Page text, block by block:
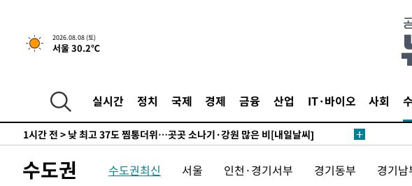
2026.08.08 (토)
서울 30.2℃
실시간 정치 국제 경제 금융 산업 IT·바이오 사회
실천"
-4177초 전 >이란, "오만과 '중앙 단일 루트' 합의…북쪽 인바운드·남쪽 아웃바운
드는 임시"
1시간 전 >[단독]중수청 지원 검사들, 정원 초과 시 낮은 계급 임용…희망지 못 갈
1시간 전 >낮 최고 37도 찜통더위…곳곳 소나기·강원 많은 비[내일날씨]
2시간 전 > SK하이닉스, 용인·청주 팹에 54조 투자…"AI 메모리 수요 선제 대응"
3시간 전 >
여자배구 이재영·이다영 자매, 아제르바이잔 투란VC 입단
3시간 전 >외국인 심판 성 접대 7경기 들여다보니…한국 축구 '5승 2무'
수도권 수도권최신 서울 인천·경기서부 경기동부 경기남